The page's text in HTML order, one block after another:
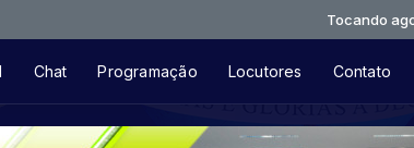
Tocando agora:
Chat Programação Locutores Contato